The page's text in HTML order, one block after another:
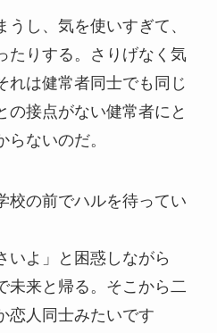
し、気を使いすぎて、
たりする。さりげなく気
れは健常者同士でも同じ
の接点がない健常者にと
ないのだ。
校の前でハルを待ってい
いよ」と困惑しながら
未来と帰る。そこから二
恋人同士みたいです